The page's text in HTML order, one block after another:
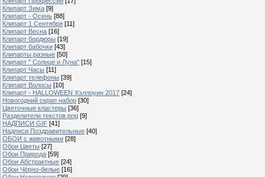
Клипарт Зима [9]
Клипарт - Осень [88]
Клипарт 1 Сентября [11]
Клипарт Весна [16]
Клипарт бордюры [19]
Клипарт бабочки [43]
Клипарты разные [50]
Клипарт " Солнце и Луна" [15]
Клипарт Часы [11]
Клипарт телефоны [39]
Клипарт Волосы [10]
Клипарт - HALLOWEEN Хэллоуин 2017 [24]
Новогодний скрап набор [30]
Цветочные кластеры [36]
Разделители текстов png [9]
НАДПИСИ GIF [41]
Надписи Поздравительные [40]
ОБОИ с животными [28]
Обои Цветы [27]
Обои Природа [59]
Обои Абстрактные [24]
Обои Чёрно-белые [16]